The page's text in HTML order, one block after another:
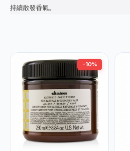
持續散發香氣。
-10%